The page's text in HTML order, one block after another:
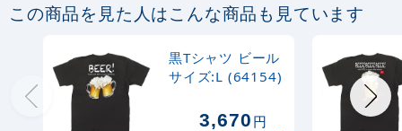
この商品を見た人はこんな商品も見ています
黒Tシャツ ビール
サイズ:L (64154)
3,670円